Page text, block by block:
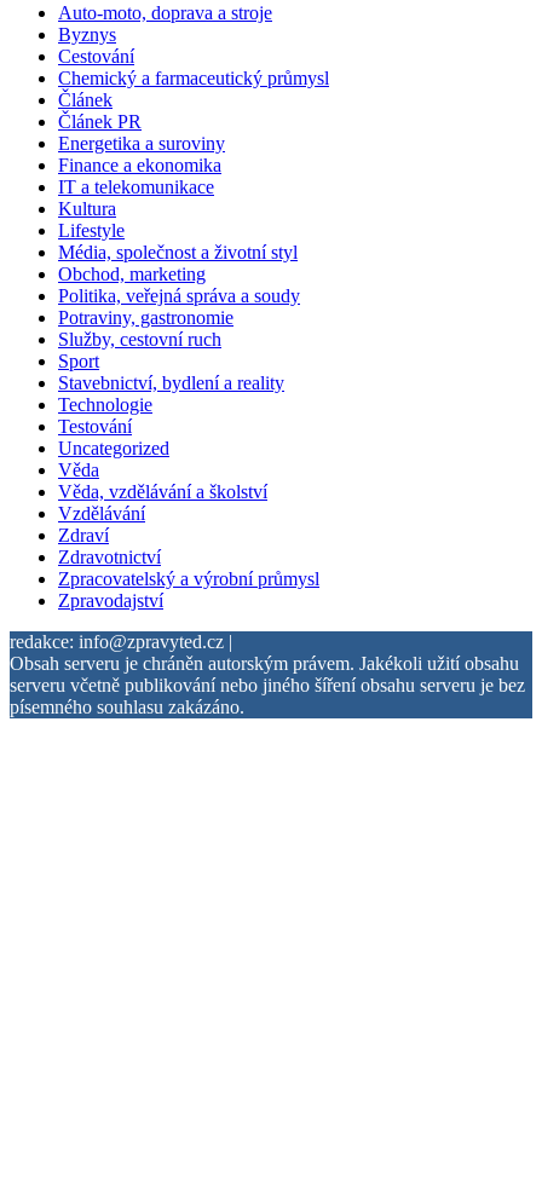
Auto-moto, doprava a stroje
Byznys
Cestování
Chemický a farmaceutický průmysl
Článek
Článek PR
Energetika a suroviny
Finance a ekonomika
IT a telekomunikace
Kultura
Lifestyle
Média, společnost a životní styl
Obchod, marketing
Politika, veřejná správa a soudy
Potraviny, gastronomie
Služby, cestovní ruch
Sport
Stavebnictví, bydlení a reality
Technologie
Testování
Uncategorized
Věda
Věda, vzdělávání a školství
Vzdělávání
Zdraví
Zdravotnictví
Zpracovatelský a výrobní průmysl
Zpravodajství
redakce: info@zpravyted.cz |
Obsah serveru je chráněn autorským právem. Jakékoli užití obsahu
serveru včetně publikování nebo jiného šíření obsahu serveru je bez
písemného souhlasu zakázáno.